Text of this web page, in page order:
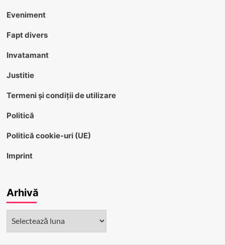
Eveniment
Fapt divers
Invatamant
Justitie
Termeni și condiții de utilizare
Politică
Politică cookie-uri (UE)
Imprint
Arhivă